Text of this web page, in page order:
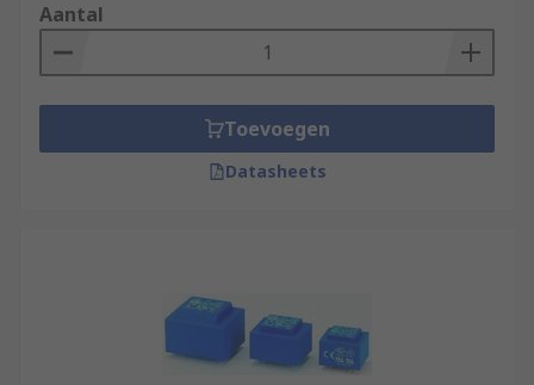
Aantal
Toevoegen
Datasheets